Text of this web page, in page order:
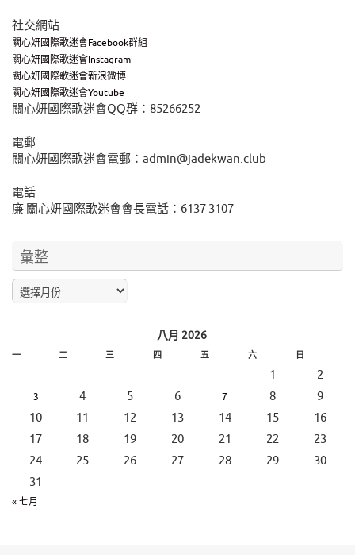
社交網站
關心妍國際歌迷會Facebook群組
關心妍國際歌迷會Instagram
關心妍國際歌迷會新浪微博
關心妍國際歌迷會Youtube
關心妍國際歌迷會QQ群：85266252
電郵
關心妍國際歌迷會電郵：admin@jadekwan.club
電話
廉 關心妍國際歌迷會會長電話：6137 3107
彙整
八月 2026
一 二 三 四 五 六 日
« 七月
1 2
3 4 5 6 7 8
9
10
11 12 13 14 15
16
17
18 19 20 21 22
23
24
25 26 27 28 29
30
31